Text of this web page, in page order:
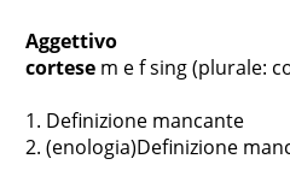
Aggettivo
cortese m ef sing(plurale:
Definizione mancante
(enologia)Definizione